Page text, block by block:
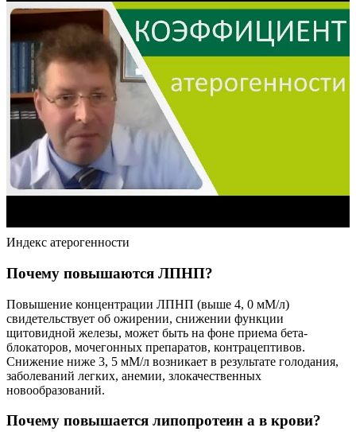
Индекс атерогенности
Почему повышаются ЛПНП?
Повышение концентрации ЛПНП (выше 4, 0 мМ/л)
свидетельствует об ожирении, снижении функции
щитовидной железы, может быть на фоне приема бета-
блокаторов, мочегонных препаратов, контрацептивов.
Снижение ниже 3, 5 мМ/л возникает в результате голодания,
заболеваний легких, анемии, злокачественных
новообразований.
Почему повышается липопротеин а в крови?